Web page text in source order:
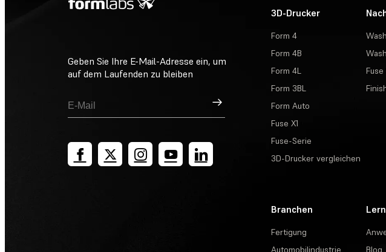
Geben Sie Ihre E-Mail-Adresse ein, um
auf dem Laufenden zu bleiben
Registrieren
3D-Drucker
Form 4
Form 4B
Form 4L
Form 3BL
Form Auto
Fuse X1
Fuse-Serie
3D-Drucker vergleichen
Branchen
Fertigung
Automobilindustrie
Blog